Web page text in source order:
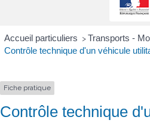
Accueil particuliers > Transports -
Contrôle technique d'un véhicule
Fiche pratique
Contrôle technique